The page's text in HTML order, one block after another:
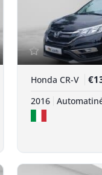
Honda CR-V
2016